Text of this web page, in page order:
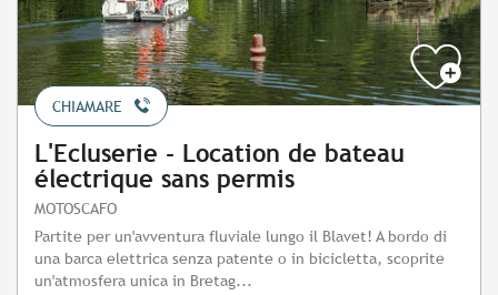
CHIAMARE
L'Ecluserie - Location de bateau
électrique sans permis
MOTOSCAFO
Partite per un'avventura fluviale lungo il Blavet! A bordo di
una barca elettrica senza patente o in bicicletta, scoprite
un'atmosfera unica in Bretag...